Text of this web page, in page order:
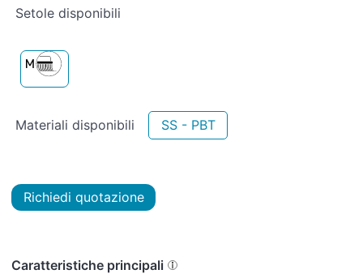
Setole disponibili
Materiali disponibili SS - PBT
Richiedi quotazione
Caratteristiche principali